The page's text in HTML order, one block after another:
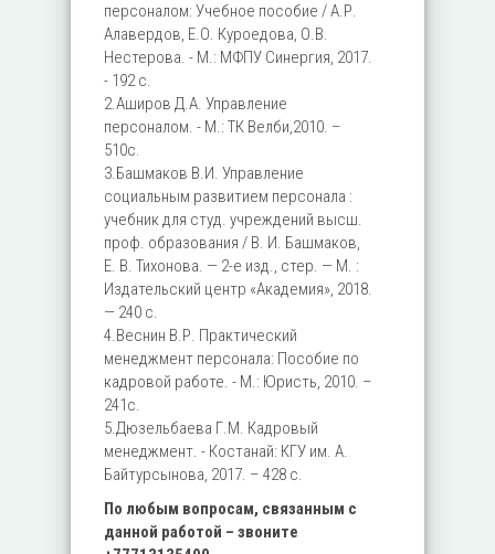
персоналом: Учебное пособие / А.Р.
Алавердов, Е.О. Куроедова, О.В.
Нестерова. - М.: МФПУ Синергия, 2017.
- 192 c.
2.Аширов Д.А. Управление
персоналом. - М.: ТК Велби,2010. –
510с.
3.Башмаков В.И. Управление
социальным развитием персонала :
учебник для студ. учреждений высш.
проф. образования / В. И. Башмаков,
Е. В. Тихонова. — 2-е изд., стер. — М. :
Издательский центр «Академия», 2018.
— 240 с.
4.Веснин В.Р. Практический
менеджмент персонала: Пособие по
кадровой работе. - М.: Юристь, 2010. –
241с.
5.Дюзельбаева Г.М. Кадровый
менеджмент. - Костанай: КГУ им. А.
Байтурсынова, 2017. – 428 с.
По любым вопросам, связанным с
данной работой – звоните